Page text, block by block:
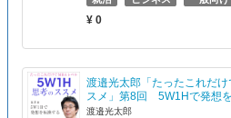
¥ 0
渡邉光太郎「たったこれだ
スメ」第8回 5W1Hで発想
渡邉光太郎